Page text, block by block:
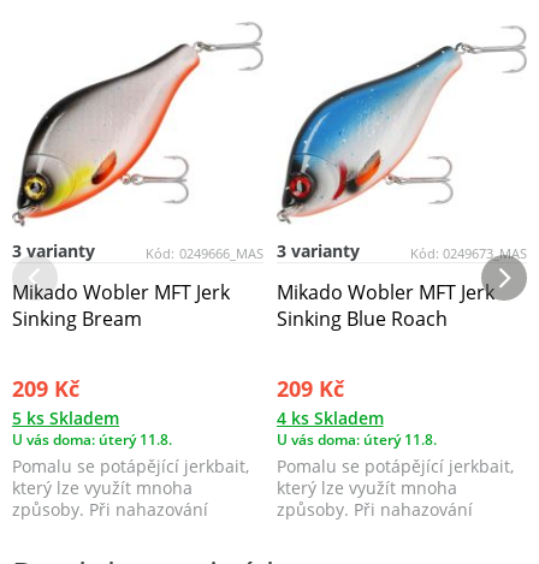
Kód: 0249666_MAS
3 varianty
Mikado Wobler MFT Jerk
Sinking Bream
209 Kč
5 ks Skladem
U vás doma: úterý 11.8.
Pomalu se potápějící jerkbait,
který lze využít mnoha
způsoby. Při nahazování
Kód: 0249673_MAS
3 varianty
Mikado Wobler MFT Jerk
Sinking Blue Roach
209 Kč
4 ks Skladem
U vás doma: úterý 11.8.
Pomalu se potápějící jerkbait,
který lze využít mnoha
způsoby. Při nahazování